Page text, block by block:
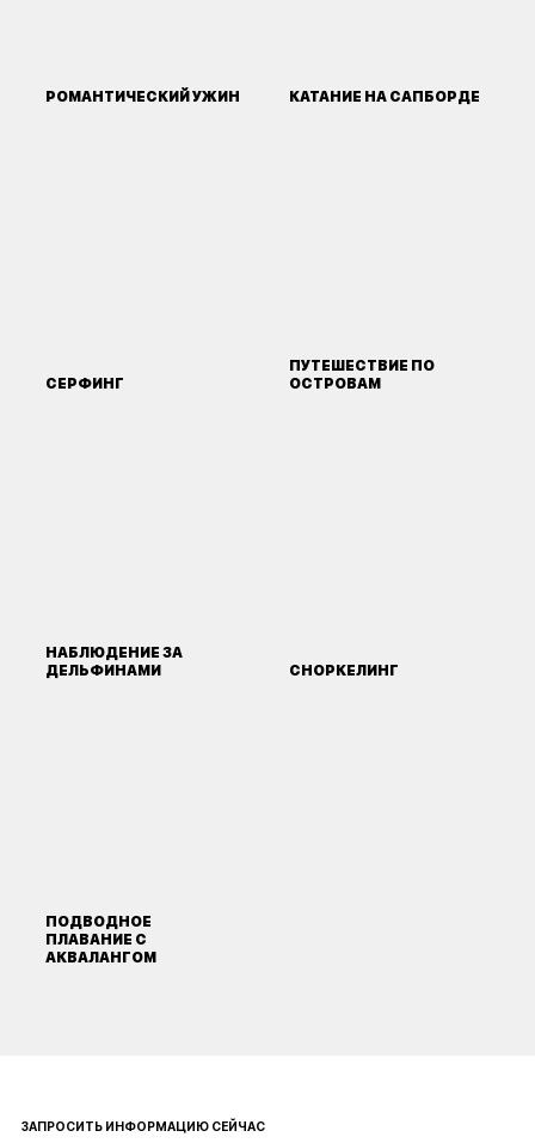
РОМАНТИЧЕСКИЙ УЖИН КАТАНИЕ НА САПБОРДЕ
СЕРФИНГ
ПУТЕШЕСТВИЕ ПО
ОСТРОВАМ
НАБЛЮДЕНИЕ ЗА
ДЕЛЬФИНАМИ
СНОРКЕЛИНГ
ПОДВОДНОЕ
ПЛАВАНИЕ С
АКВАЛАНГОМ
ЗАПРОСИТЬ ИНФОРМАЦИЮ СЕЙЧАС